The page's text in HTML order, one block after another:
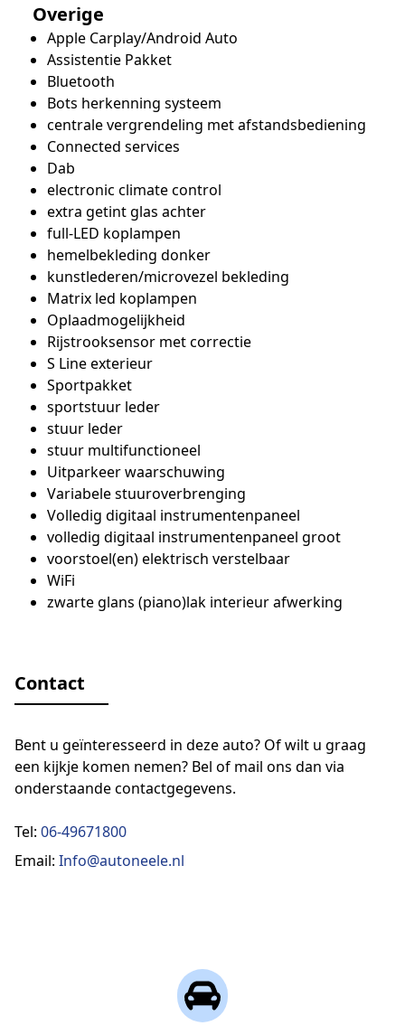
Overige
Apple Carplay/Android Auto
Assistentie Pakket
Bluetooth
Bots herkenning systeem
centrale vergrendeling met afstandsbediening
Connected services
Dab
electronic climate control
extra getint glas achter
full-LED koplampen
hemelbekleding donker
kunstlederen/microvezel bekleding
Matrix led koplampen
Oplaadmogelijkheid
Rijstrooksensor met correctie
S Line exterieur
Sportpakket
sportstuur leder
stuur leder
stuur multifunctioneel
Uitparkeer waarschuwing
Variabele stuuroverbrenging
Volledig digitaal instrumentenpaneel
volledig digitaal instrumentenpaneel groot
voorstoel(en) elektrisch verstelbaar
WiFi
zwarte glans (piano)lak interieur afwerking
Contact
Bent u geïnteresseerd in deze auto? Of wilt u graag
een kijkje komen nemen? Bel of mail ons dan via
onderstaande contactgegevens.
Tel: 06-49671800
Email: Info@autoneele.nl